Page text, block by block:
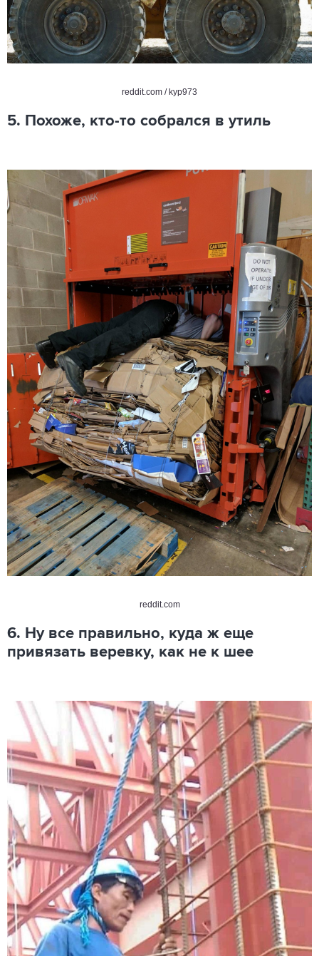
reddit.com / kyp973
5. Похоже, кто-то собрался в утиль
reddit.com
6. Ну все правильно, куда ж еще
привязать веревку, как не к шее